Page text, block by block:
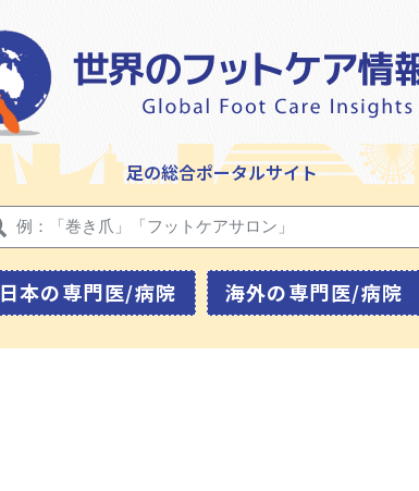
足の総合ポータルサイト
日本の専門医/病院 海外の専門医/病院